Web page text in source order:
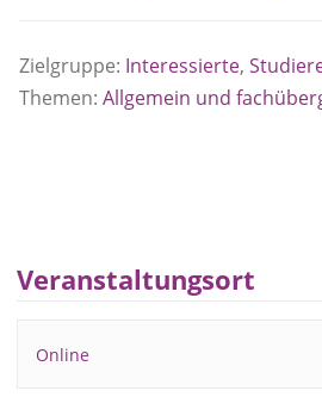
Zielgruppe: Interessierte,
Themen: Allgemein und
Veranstaltungsort
Online